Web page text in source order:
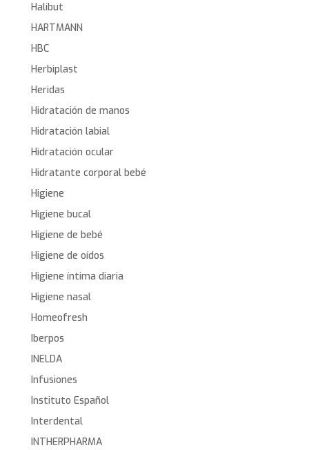
Halibut
HARTMANN
HBC
Herbiplast
Heridas
Hidratación de manos
Hidratación labial
Hidratación ocular
Hidratante corporal bebé
Higiene
Higiene bucal
Higiene de bebé
Higiene de oídos
Higiene íntima diaria
Higiene nasal
Homeofresh
Iberpos
INELDA
Infusiones
Instituto Español
Interdental
INTHERPHARMA